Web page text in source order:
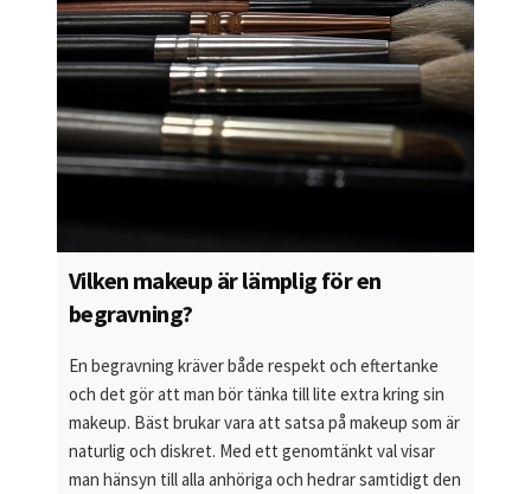
Vilken makeup är lämplig för en
begravning?
En begravning kräver både respekt och eftertanke
och det gör att man bör tänka till lite extra kring sin
makeup. Bäst brukar vara att satsa på makeup som är
naturlig och diskret. Med ett genomtänkt val visar
man hänsyn till alla anhöriga och hedrar samtidigt den